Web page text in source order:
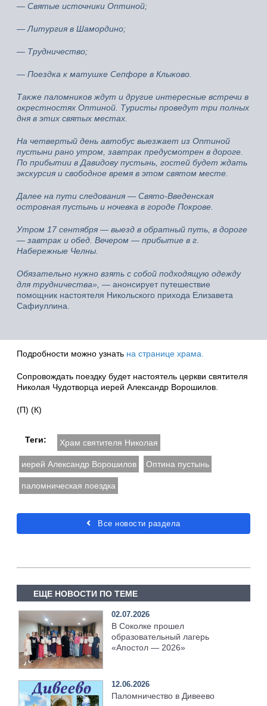
— Святые источники Оптиной;
— Литургия в Шамордино;
— Трудничество;
— Поездка к матушке Сепфоре в Клыково.
Также паломников ждут и другие интересные встречи в
окрестностях Оптиной. Туристы проведут три полных
дня в этих святых местах.
На четвертый день автобус выезжает из Оптиной
пустыни рано утром, завтрак предусмотрен в дороге.
По прибытии в Давидову пустынь, гостей будет ждать
экскурсия и свободное время в этом святом месте.
Далее на пути следования — Свято-Введенская
островная пустынь и ночевка в городе Покрове.
Утром 17 сентября — выезд в обратный путь, в дороге
— завтрак и обед. Вечером — прибытие в г.
Набережные Челны.
Обязательно нужно взять с собой подходящую одежду
для трудничества» , — анонсирует путешествие
помощник настоятеля Никольского прихода Елизавета
Сафиуллина.
Подробности можно узнать на странице храма.
Сопровождать поездку будет настоятель церкви святителя
Николая Чудотворца иерей Александр Ворошилов.
(П) (К)
Теги: Храм святителя Николая
иерей Александр Ворошилов Оптина пустынь
паломническая поездка
Все новости раздела
ЕЩЕ НОВОСТИ ПО ТЕМЕ
02.07.2026
В Соколке прошел
образовательный лагерь
«Апостол — 2026»
12.06.2026
Паломничество в Дивеево